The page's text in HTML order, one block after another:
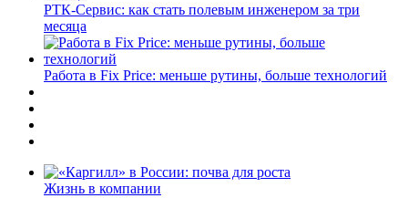
РТК-Сервис: как стать полевым инженером за три
месяца
Работа в Fix Price: меньше рутины, больше технологий
Жизнь в компании